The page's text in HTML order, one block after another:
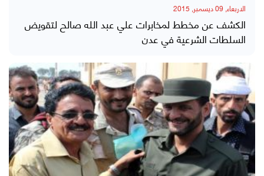
الاربعاء, 09 ديسمبر, 2015
الكشف عن مخطط لمخابرات علي عبد الله صالح لتقويض
السلطات الشرعية في عدن